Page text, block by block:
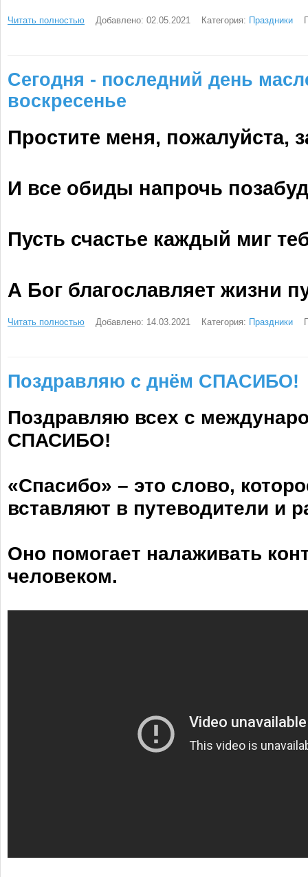
Читать полностью Добавлено: 02.05.2021 Категория: Праздники
Сегодня - последний день
воскресенье
Простите меня, пожалуйста,
И все обиды напрочь
Пусть счастье каждый миг
А Бог благославляет жизни
Читать полностью Добавлено: 14.03.2021 Категория: Праздники
Поздравляю с днём СПАСИБО!
Поздравляю всех с
СПАСИБО!
«Спасибо» – это слово,
вставляют в путеводители и
Оно помогает налаживать
человеком.